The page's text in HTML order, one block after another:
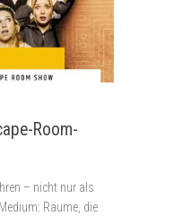
Room-
– nicht nur als
Räume, die